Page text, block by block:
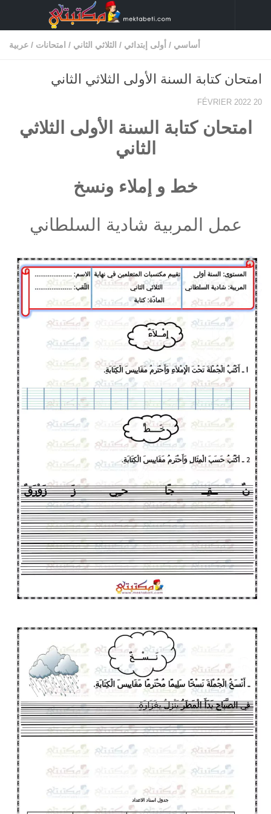
Skip to content
أساسي / أولى إبتدائي / الثلاثي الثاني / امتحانات / عربية
امتحان كتابة السنة الأولى الثلاثي الثاني
20 FÉVRIER 2022
امتحان كتابة السنة الأولى الثلاثي
الثاني
خط و إملاء ونسخ
عمل المربية شادية السلطاني